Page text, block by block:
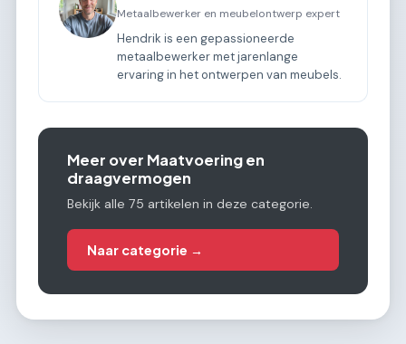
Metaalbewerker en meubelontwerp expert
Hendrik is een gepassioneerde
metaalbewerker met jarenlange
ervaring in het ontwerpen van meubels.
Meer over Maatvoering en
draagvermogen
Bekijk alle 75 artikelen in deze categorie.
Naar categorie →